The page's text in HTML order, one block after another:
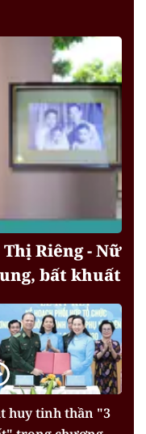
Riêng - Nữ
bất khuất
huy tinh thần "3